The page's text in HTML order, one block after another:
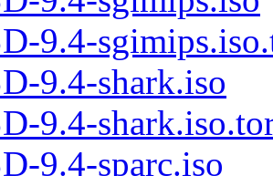
9.4-
9.4-shark.iso
9.4-
9.4-sparc.iso